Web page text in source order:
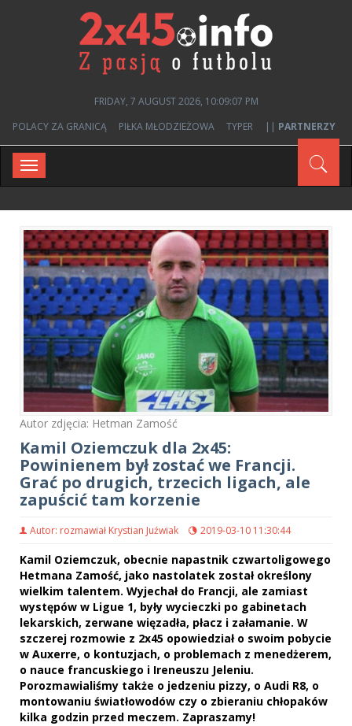
FRIDAY, 7 AUGUST 2026, 10:09:08 PM
POLACY ZA GRANICĄ
PIŁKA MŁODZIEŻOWA TYPER || PARTNERZY
Toggle
navigation
Autor zdjęcia: Hetman Zamość
Kamil Oziemczuk dla 2x45:
Powinienem był zostać we Francji.
Grać po drugich, trzecich ligach, ale
zapuścić tam korzenie
Autor: rozmawiał Krystian Juźwiak 2019-03-10 11:30:44
Kamil Oziemczuk, obecnie napastnik czwartoligowego
Hetmana Zamość, jako nastolatek został określony
wielkim talentem. Wyjechał do Francji, ale zamiast
występów w Ligue 1, były wycieczki po gabinetach
lekarskich, zerwane więzadła, płacz i załamanie. W
szczerej rozmowie z 2x45 opowiedział o swoim pobycie
w Auxerre, o kontuzjach, o problemach z menedżerem,
o nauce francuskiego i Ireneuszu Jeleniu.
Porozmawialiśmy także o jedzeniu pizzy, o Audi R8, o
montowaniu światłowodów czy o zbieraniu chłopaków
kilka godzin przed meczem. Zapraszamy!